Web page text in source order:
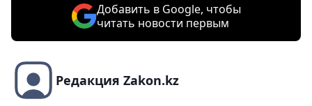
Добавить в Google, чтобы
читать новости первым
Редакция Zakon.kz